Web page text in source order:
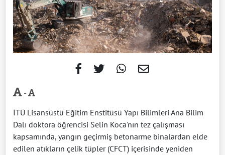
-
İTÜ Lisansüstü Eğitim Enstitüsü Yapı Bilimleri Ana Bilim
Dalı doktora öğrencisi Selin Koca'nın tez çalışması
kapsamında, yangın geçirmiş betonarme binalardan elde
edilen atıkların çelik tüpler (CFCT) içerisinde yeniden